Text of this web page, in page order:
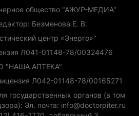
общество "АЖУР-МЕДИА"
Безменова Е. В.
центр «Энерго»"
Л041-01148-78/00324476
"НАША АПТЕКА"
Л042-01148-78/00165271
государственных органов (в том
Эл. почта: info@doctorpiter.ru